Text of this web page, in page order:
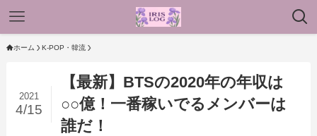
ホーム K-POP・韓流
【最新】BTSの2020年の年収は
○○億！一番稼いでるメンバーは
誰だ！
2021
4/15